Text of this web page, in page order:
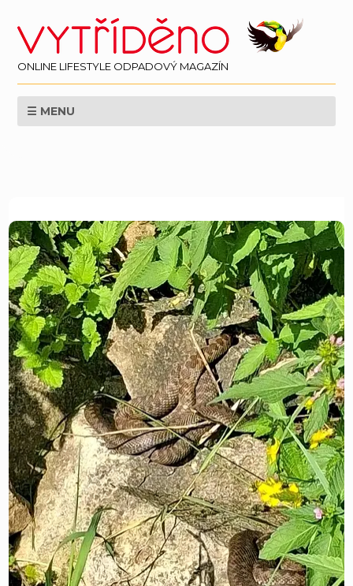
ONLINE LIFESTYLE ODPADOVÝ MAGAZÍN
☰ MENU
LIFESTYLE
VĚDA
SVĚT
PERSPEKTIVA
ČASOPIS